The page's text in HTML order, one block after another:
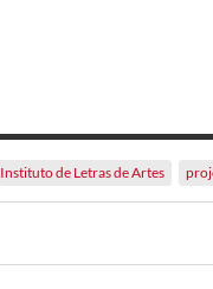
Instituto de Letras de Artes